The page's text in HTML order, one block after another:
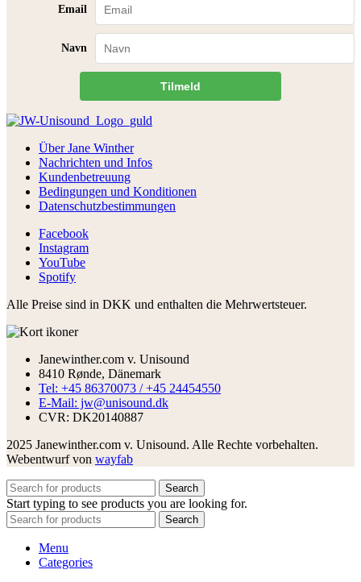
Email
Navn
Tilmeld
Über Jane Winther
Nachrichten und Infos
Kundenbetreuung
Bedingungen und Konditionen
Datenschutzbestimmungen
Facebook
Instagram
YouTube
Spotify
Alle Preise sind in DKK und enthalten die Mehrwertsteuer.
Janewinther.com v. Unisound
8410 Rønde, Dänemark
Tel: +45 86370073 / +45 24454550
E-Mail: jw@unisound.dk
CVR: DK20140887
2025 Janewinther.com v. Unisound. Alle Rechte vorbehalten.
Webentwurf von wayfab
Search
Start typing to see products you are looking for.
Search
Menu
Categories